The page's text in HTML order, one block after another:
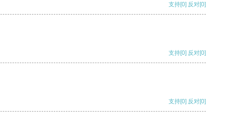
支持[0] 反对[0]
支持[0] 反对[0]
支持[0] 反对[0]